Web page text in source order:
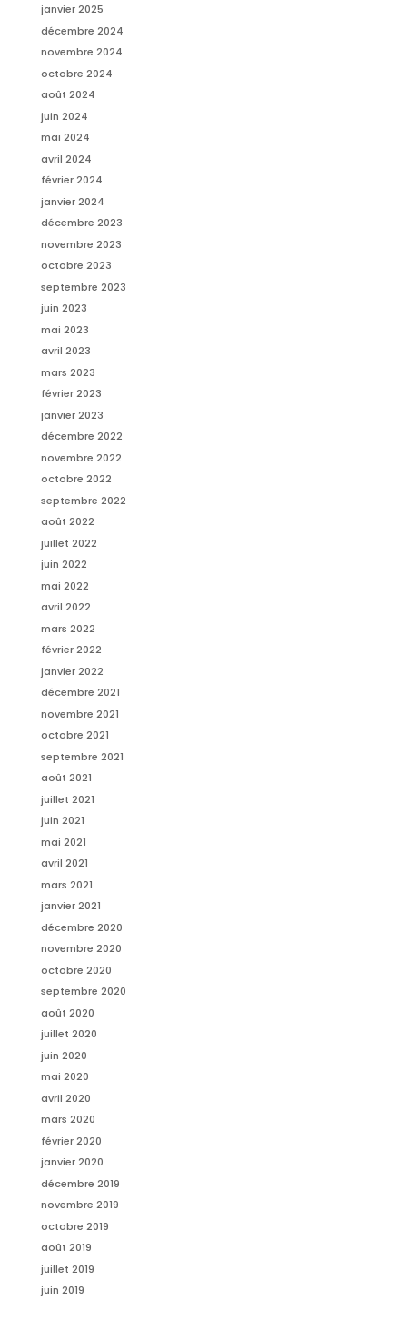
janvier 2025
décembre 2024
novembre 2024
octobre 2024
août 2024
juin 2024
mai 2024
avril 2024
février 2024
janvier 2024
décembre 2023
novembre 2023
octobre 2023
septembre 2023
juin 2023
mai 2023
avril 2023
mars 2023
février 2023
janvier 2023
décembre 2022
novembre 2022
octobre 2022
septembre 2022
août 2022
juillet 2022
juin 2022
mai 2022
avril 2022
mars 2022
février 2022
janvier 2022
décembre 2021
novembre 2021
octobre 2021
septembre 2021
août 2021
juillet 2021
juin 2021
mai 2021
avril 2021
mars 2021
janvier 2021
décembre 2020
novembre 2020
octobre 2020
septembre 2020
août 2020
juillet 2020
juin 2020
mai 2020
avril 2020
mars 2020
février 2020
janvier 2020
décembre 2019
novembre 2019
octobre 2019
août 2019
juillet 2019
juin 2019